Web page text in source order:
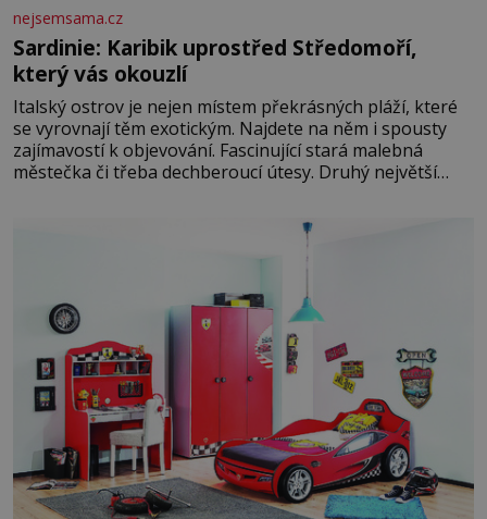
nejsemsama.cz
Sardinie: Karibik uprostřed Středomoří,
který vás okouzlí
Italský ostrov je nejen místem překrásných pláží, které
se vyrovnají těm exotickým. Najdete na něm i spousty
zajímavostí k objevování. Fascinující stará malebná
městečka či třeba dechberoucí útesy. Druhý největší
bohatou historií i luxusem.Zjistěte,